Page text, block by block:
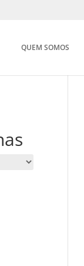
QUEM SOMOS